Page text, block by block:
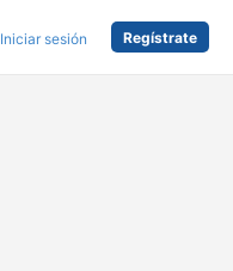
Iniciar sesión Regístrate